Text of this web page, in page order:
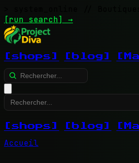
//
[run search] →
[shops] [blog]
[shops] [blog]
Accueil